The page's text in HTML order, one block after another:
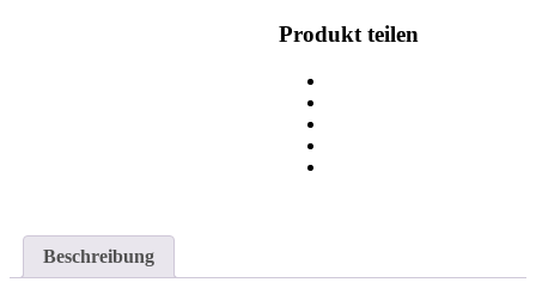
Produkt teilen
Beschreibung